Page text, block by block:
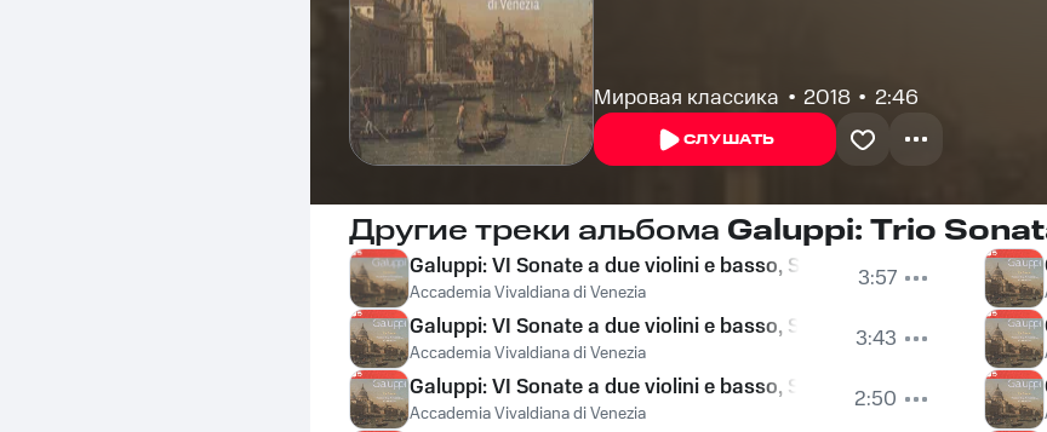
Мировая классика 2018 2:46
СЛУШАТЬ
Другие треки альбома Galuppi: Trio
Galuppi: VI Sonate a due violini e basso, Sonata No. 1 in A: I. Allegro
Accademia Vivaldiana di Venezia
3:57
Galuppi: VI Sonate a due violini e basso, Sonata No. 1 in A: II. Adagio
Accademia Vivaldiana di Venezia
3:43
Galuppi: VI Sonate a due violini e basso, Sonata No. 1 in A: III. Allegro
Accademia Vivaldiana di Venezia
2:50